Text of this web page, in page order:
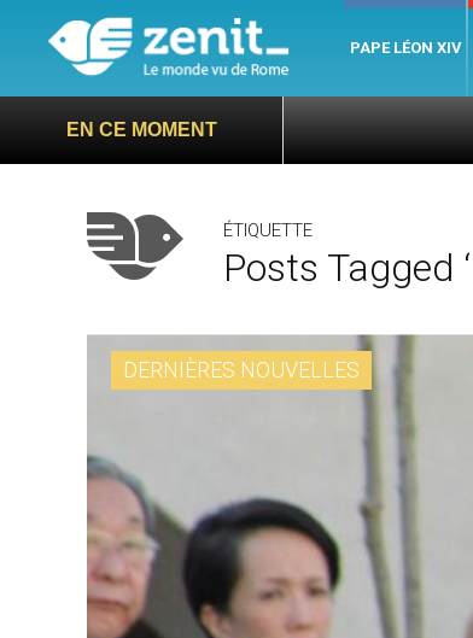
PAPE LÉON XIV
EN CE MOMENT
ÉTIQUETTE
Posts Tagged
DERNIÈRES NOUVELLES